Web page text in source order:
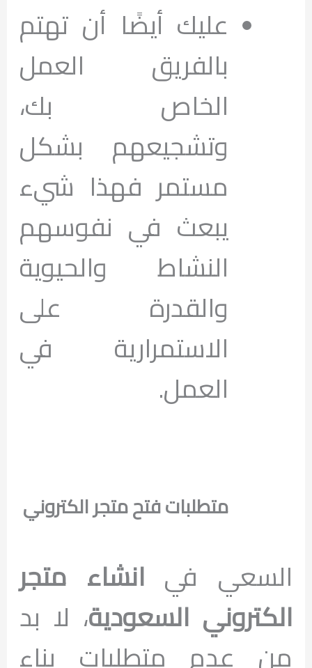
عليك أيضًا أن تهتم
بالفريق العمل
الخاص بك،
وتشجيعهم بشكل
مستمر فهذا شيء
يبعث في نفوسهم
النشاط والحيوية
والقدرة على
الاستمرارية في
العمل.
متطلبات فتح متجر الكتروني
السعي في انشاء متجر
الكتروني السعودية، لا بد
من عدم متطلبات بناء